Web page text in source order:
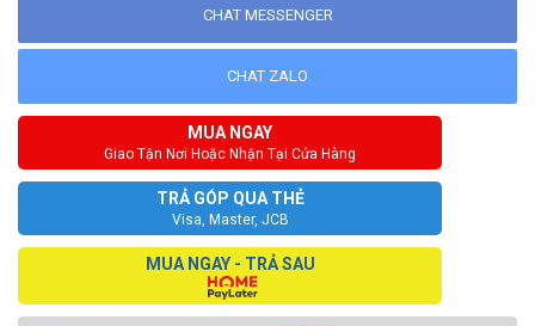
CHAT MESSENGER
CHAT ZALO
MUA NGAY
Giao Tận Nơi Hoặc Nhận Tại Cửa Hàng
TRẢ GÓP QUA THẺ
Visa, Master, JCB
MUA NGAY - TRẢ SAU